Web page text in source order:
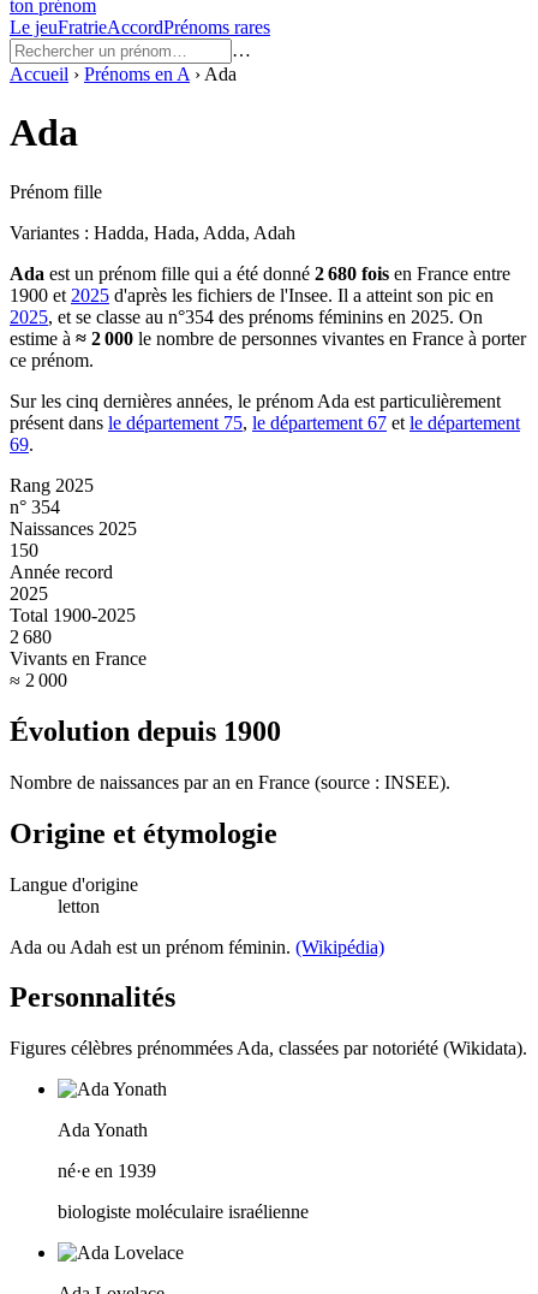
ton prénom
Le jeuFratrieAccordPrénoms rares
…
Accueil › Prénoms en A › Ada
Ada
Prénom fille
Variantes : Hadda, Hada, Adda, Adah
Ada est un prénom fille qui a été donné 2 680 fois en France entre
1900 et 2025 d'après les fichiers de l'Insee. Il a atteint son pic en
2025, et se classe au n°354 des prénoms féminins en 2025. On
estime à ≈ 2 000 le nombre de personnes vivantes en France à porter
ce prénom.
Sur les cinq dernières années, le prénom Ada est particulièrement
présent dans le département 75, le département 67 et le département
69.
Rang 2025
n° 354
Naissances 2025
150
Année record
2025
Total 1900-2025
2 680
Vivants en France
≈ 2 000
Évolution depuis 1900
Nombre de naissances par an en France (source : INSEE).
Origine et étymologie
Langue d'origine
letton
Ada ou Adah est un prénom féminin. (Wikipédia)
Personnalités
Figures célèbres prénommées Ada, classées par notoriété (Wikidata).
Ada Yonath
né·e en 1939
biologiste moléculaire israélienne